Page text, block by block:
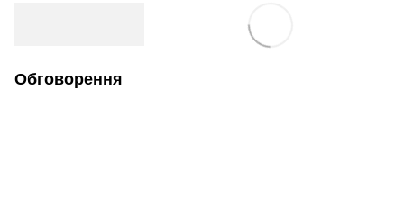
Обговорення